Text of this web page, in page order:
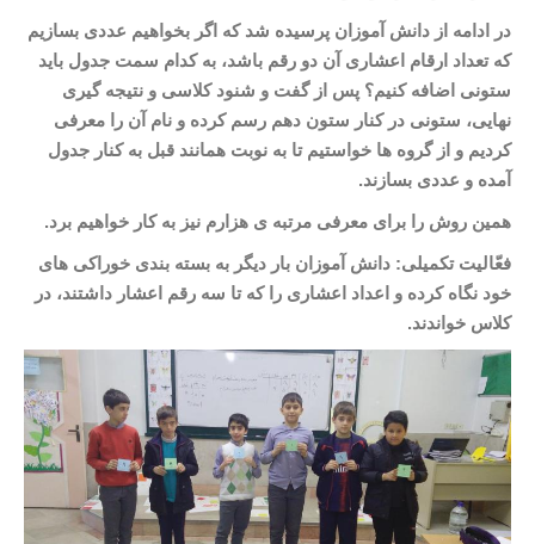
در ادامه از دانش آموزان پرسیده شد که اگر بخواهیم عددی بسازیم
که تعداد ارقام اعشاری آن دو رقم باشد، به کدام سمت جدول باید
ستونی اضافه کنیم؟ پس از گفت و شنود کلاسی و نتیجه گیری
نهایی، ستونی در کنار ستون دهم رسم کرده و نام آن را معرفی
کردیم و از گروه ها خواستیم تا به نوبت همانند قبل به کنار جدول
آمده و عددی بسازند.
همین روش را برای معرفی مرتبه ی هزارم نیز به کار خواهیم برد.
فعّالیت تکمیلی: دانش آموزان بار دیگر به بسته بندی خوراکی های
خود نگاه کرده و اعداد اعشاری را که تا سه رقم اعشار داشتند، در
کلاس خواندند.